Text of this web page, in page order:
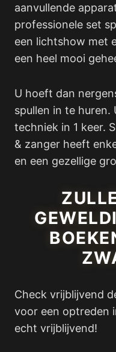
aanvullende
professionele set
een lichtshow met
een heel mooi
U hoeft dan
spullen in te huren.
techniek in 1 keer.
& zanger heeft
en een gezellige
Check vrijblijvend
voor een optreden
echt vrijblijvend!